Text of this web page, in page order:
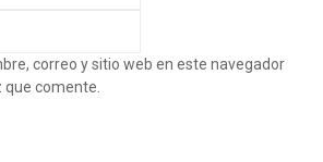
correo y sitio web en este navegador
comente.